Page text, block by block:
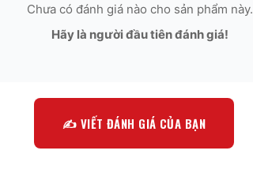
Chưa có đánh giá nào cho sản phẩm này.
Hãy là người đầu tiên đánh giá!
✍️ VIẾT ĐÁNH GIÁ CỦA BẠN